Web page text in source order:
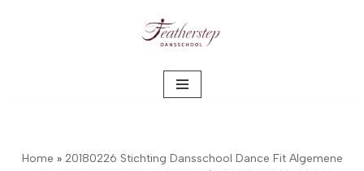
Home » 20180226 Stichting Dansschool Dance Fit Algemene